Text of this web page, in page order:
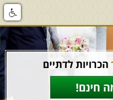
הכרויות לדתיים
חינם!